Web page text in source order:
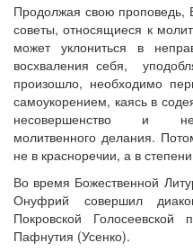
Продолжая свою проповедь,
советы, относящиеся к
может уклониться в
восхваления себя,
произошло, необходимо
самоукорением, каясь в
несовершенство и
молитвенного делания.
не в красноречии, а в
Во время Божественной
Онуфрий совершил
Покровской
Пафнутия (Усенко).